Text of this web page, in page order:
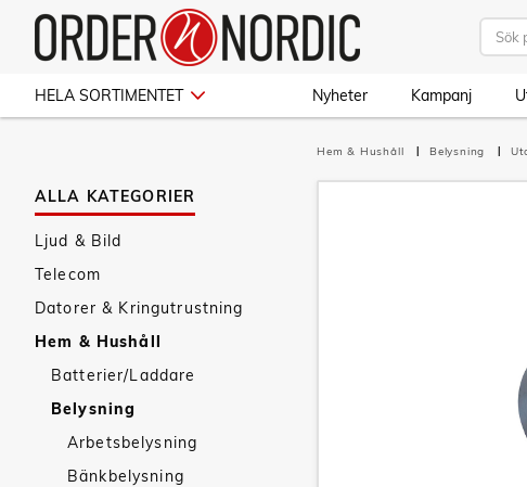
HELA SORTIMENTET Nyheter Kampanj
ALLA KATEGORIER
Ljud & Bild
Telecom
Datorer & Kringutrustning
Hem & Hushåll
Batterier/Laddare
Belysning
Arbetsbelysning
Bänkbelysning
Hem & Hushåll Belysning